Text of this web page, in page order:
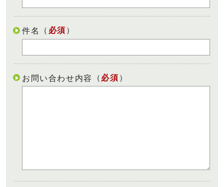
件名 （ 必須 ）
お問い合わせ内容 （ 必須 ）